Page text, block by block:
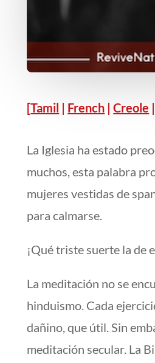
[Tamil | French |Creole |
La Iglesia ha estado
muchos, esta palabra
mujeres vestidas de
para calmarse.
¡Qué triste suerte la de
La meditación no se
hinduismo. Cada
dañino, que útil. Sin
meditación secular. La